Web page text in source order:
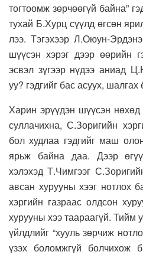
тогтоомж зөрчөөгүй байна”
тухай Б.Хурц сүүлд өгсөн
лээ. Тэгэхээр Л.Оюун-
шүүсэн хэрэг дээр өөрийн
эсвэл зүгээр нүдээ аниад
уу? гэдгийг бас асуух, шалгах
Харин эрүүдэн шүүсэн
суллачихна, С.Зоригийн
бол худлаа гэдгийг маш
ярьж байна даа. Дээр
хэлэхэд Т.Чимгээг
авсан хурууны хээг нотлох
хэргийн газраас олдсон
хурууны хээ таараагүй. Тийм
үйлдлийг “хууль зөрчиж
үзэх боломжгүй